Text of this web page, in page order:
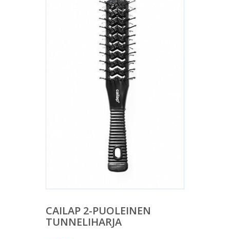
CAILAP 2-PUOLEINEN
TUNNELIHARJA